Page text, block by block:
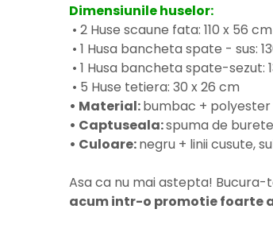
Dimensiunile huselor:
• 2 Huse scaune fata: 110 x 56 cm
• 1 Husa bancheta spate - sus:
• 1 Husa bancheta spate-sezut:
• 5 Huse tetiera: 30 x 26 cm
• Material:bumbac + polyester
• Captuseala:spuma de
• Culoare:negru + linii cusute,
Asa ca nu mai astepta! Bucura-
acum intr-o promotie foarte